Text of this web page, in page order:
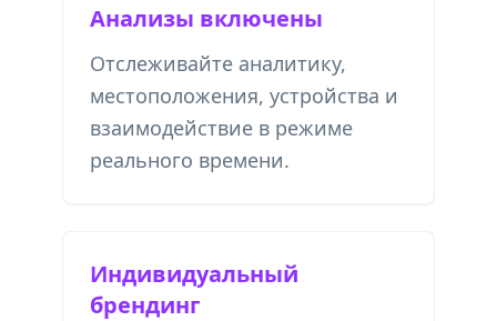
Анализы включены
Отслеживайте аналитику,
местоположения, устройства и
взаимодействие в режиме
реального времени.
Индивидуальный
брендинг